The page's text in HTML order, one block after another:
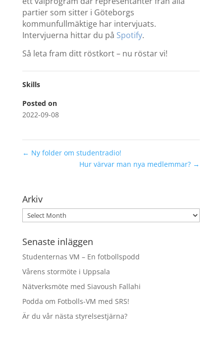
partier som sitter i Göteborgs
kommunfullmäktige har intervjuats.
Intervjuerna hittar du på Spotify.
Så leta fram ditt röstkort – nu röstar vi!
Skills
Posted on
2022-09-08
← Ny folder om studentradio!
Hur värvar man nya medlemmar? →
Arkiv
Arkiv
Senaste inläggen
Studenternas VM – En fotbollspodd
Vårens stormöte i Uppsala
Nätverksmöte med Siavoush Fallahi
Podda om Fotbolls-VM med SRS!
Är du vår nästa styrelsestjärna?